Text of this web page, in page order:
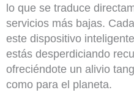
lo que se traduce
servicios más bajas.
este dispositivo
estás desperdiciando
ofreciéndote un alivio
como para el planeta.